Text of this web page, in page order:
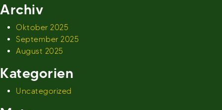
Archiv
Oktober 2025
September 2025
August 2025
Kategorien
Uncategorized